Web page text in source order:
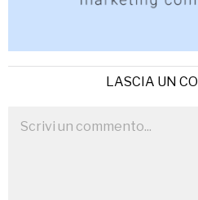
LASCIA UN